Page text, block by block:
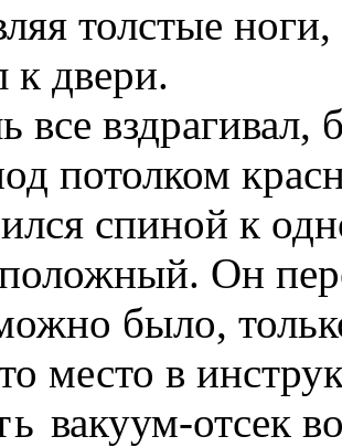
толстые
к двери.
все
потолком
спиной к
Он
было,
место в
вакуум-отсек